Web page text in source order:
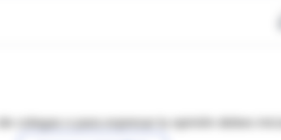
colegas o para expresar tu opinión debes